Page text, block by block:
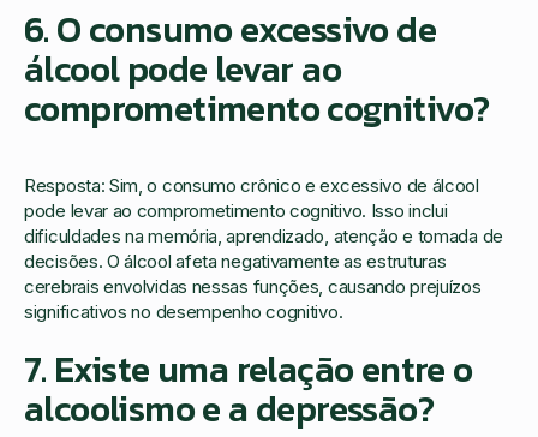
6. O consumo excessivo de
álcool pode levar ao
comprometimento cognitivo?
Resposta: Sim, o consumo crônico e excessivo de álcool
pode levar ao comprometimento cognitivo. Isso inclui
dificuldades na memória, aprendizado, atenção e tomada de
decisões. O álcool afeta negativamente as estruturas
cerebrais envolvidas nessas funções, causando prejuízos
significativos no desempenho cognitivo.
7. Existe uma relação entre o
alcoolismo e a depressão?